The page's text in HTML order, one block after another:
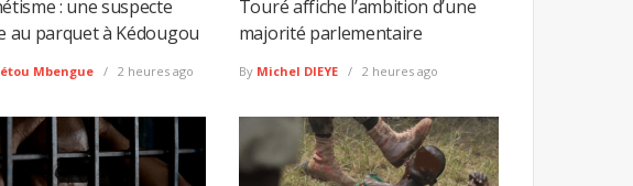
: une suspecte
au parquet à Kédougou
Mbengue 2 heures ago
Touré affiche l’ambition d’une
majorité parlementaire
By Michel DIEYE 2 heures ago